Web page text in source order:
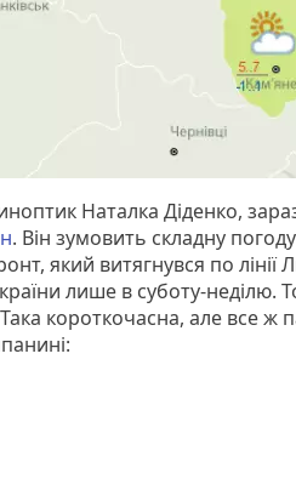
Наталка Діденко,
. Він зумовить складну
який витягнувся по лінії
лише в суботу-неділю.
короткочасна, але все ж